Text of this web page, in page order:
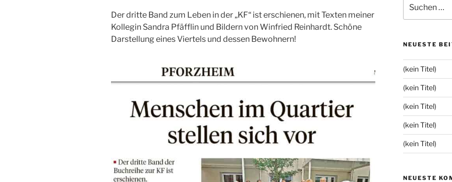
Der dritte Band zum Leben in der „KF“ ist erschienen, mit Texten meiner
Kollegin Sandra Pfäfflin und Bildern von Winfried Reinhardt. Schöne
Darstellung eines Viertels und dessen Bewohnern!
nach:
NEUESTE
(kein Titel)
(kein Titel)
(kein Titel)
(kein Titel)
(kein Titel)
NEUESTE